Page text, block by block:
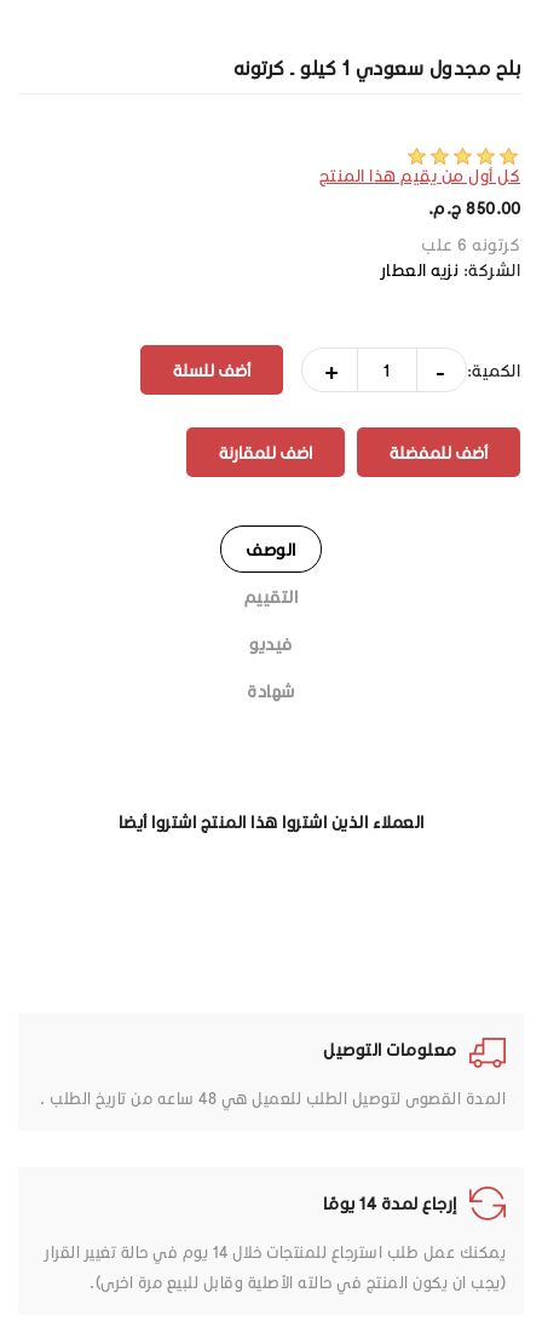
بلح مجدول سعودي 1 كيلو ـ كرتونه
كل أول من يقيم هذا المنتج
850.00 ج.م.‏
كرتونه 6 علب
الشركة: نزيه العطار
الكمية: -
+
أضف للمفضلة اضف للمقارنة
الوصف
التقييم
فيديو
شهادة
العملاء الذين اشتروا هذا المنتج اشتروا أيضا
معلومات التوصيل
المدة القصوى لتوصيل الطلب للعميل هي 48 ساعه من تاريخ الطلب .
إرجاع لمدة 14 يومًا
يمكنك عمل طلب استرجاع للمنتجات خلال 14 يوم في حالة تغيير القرار
(يجب ان يكون المنتج في حالته الأصلية وقابل للبيع مرة اخرى).